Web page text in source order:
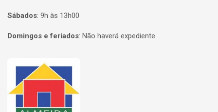
Sábados: 9h às 13h00
Domingos e feriados: Não haverá expediente
Página inicial